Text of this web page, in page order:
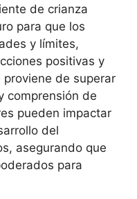
de crianza
para que los
y límites,
positivas y
de superar
comprensión de
pueden impactar
del
asegurando que
para